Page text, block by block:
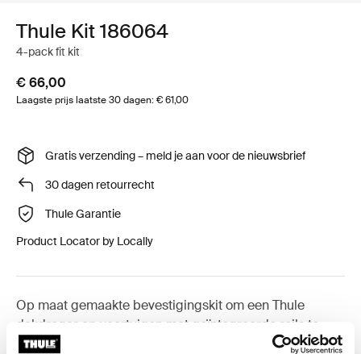
Thule Kit 186064
4-pack fit kit
€ 66,00
Laagste prijs laatste 30 dagen: € 61,00
Gratis verzending – meld je aan voor de nieuwsbrief
30 dagen retourrecht
Thule Garantie
Product Locator by Locally
Op maat gemaakte bevestigingskit om een Thule
dakdrager op voertuigen met geïntegreerde rails te
monteren.